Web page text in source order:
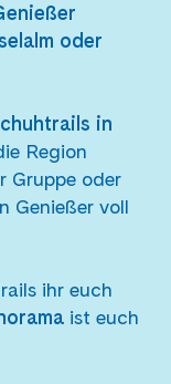
oder
in
Region
Gruppe oder
Genießer voll
ihr euch
ist euch